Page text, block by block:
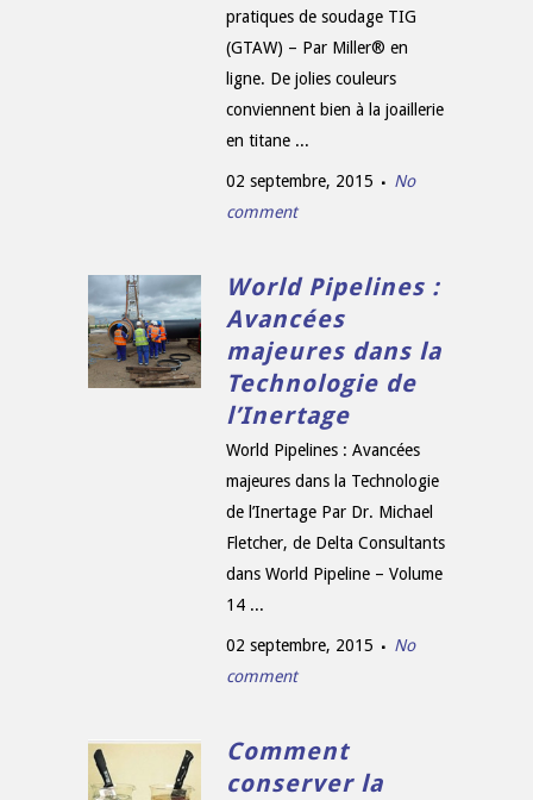
pratiques de soudage TIG
(GTAW) – Par Miller® en
ligne. De jolies couleurs
conviennent bien à la joaillerie
en titane ...
02 septembre, 2015
No
comment
World Pipelines :
Avancées
majeures dans la
Technologie de
l’Inertage
World Pipelines : Avancées
majeures dans la Technologie
de l’Inertage Par Dr. Michael
Fletcher, de Delta Consultants
dans World Pipeline – Volume
14 ...
02 septembre, 2015
No
comment
Comment
conserver la